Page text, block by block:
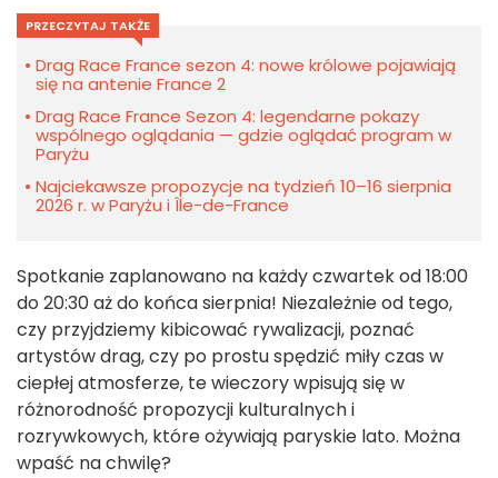
PRZECZYTAJ TAKŻE
Drag Race France sezon 4: nowe królowe pojawiają
się na antenie France 2
Drag Race France Sezon 4: legendarne pokazy
wspólnego oglądania — gdzie oglądać program w
Paryżu
Najciekawsze propozycje na tydzień 10–16 sierpnia
2026 r. w Paryżu i Île-de-France
Spotkanie zaplanowano na każdy czwartek od 18:00
do 20:30 aż do końca sierpnia! Niezależnie od tego,
czy przyjdziemy kibicować rywalizacji, poznać
artystów drag, czy po prostu spędzić miły czas w
ciepłej atmosferze, te wieczory wpisują się w
różnorodność propozycji kulturalnych i
rozrywkowych, które ożywiają paryskie lato. Można
wpaść na chwilę?